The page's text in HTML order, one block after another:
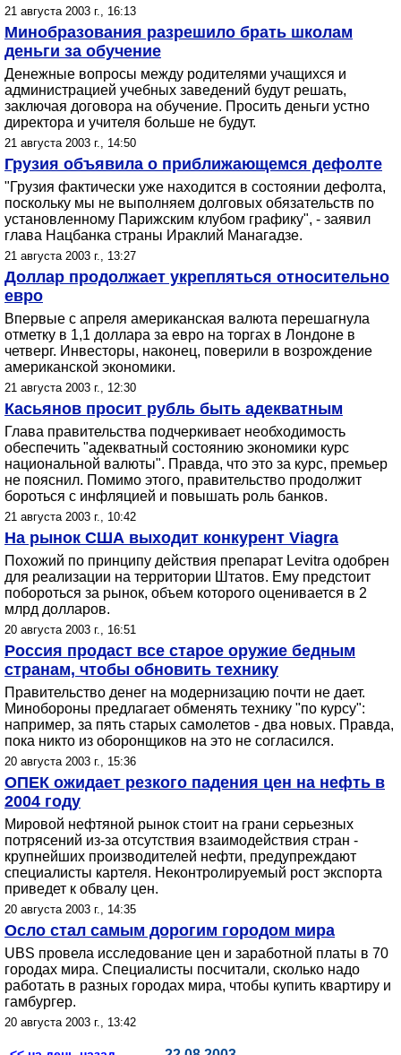
21 августа 2003 г., 16:13
Минобразования разрешило брать школам
деньги за обучение
Денежные вопросы между родителями учащихся и
администрацией учебных заведений будут решать,
заключая договора на обучение. Просить деньги устно
директора и учителя больше не будут.
21 августа 2003 г., 14:50
Грузия объявила о приближающемся дефолте
"Грузия фактически уже находится в состоянии дефолта,
поскольку мы не выполняем долговых обязательств по
установленному Парижским клубом графику", - заявил
глава Нацбанка страны Ираклий Манагадзе.
21 августа 2003 г., 13:27
Доллар продолжает укрепляться относительно
евро
Впервые с апреля американская валюта перешагнула
отметку в 1,1 доллара за евро на торгах в Лондоне в
четверг. Инвесторы, наконец, поверили в возрождение
американской экономики.
21 августа 2003 г., 12:30
Касьянов просит рубль быть адекватным
Глава правительства подчеркивает необходимость
обеспечить "адекватный состоянию экономики курс
национальной валюты". Правда, что это за курс, премьер
не пояснил. Помимо этого, правительство продолжит
бороться с инфляцией и повышать роль банков.
21 августа 2003 г., 10:42
На рынок США выходит конкурент Viagra
Похожий по принципу действия препарат Levitra одобрен
для реализации на территории Штатов. Ему предстоит
побороться за рынок, объем которого оценивается в 2
млрд долларов.
20 августа 2003 г., 16:51
Россия продаст все старое оружие бедным
странам, чтобы обновить технику
Правительство денег на модернизацию почти не дает.
Минобороны предлагает обменять технику "по курсу":
например, за пять старых самолетов - два новых. Правда,
пока никто из оборонщиков на это не согласился.
20 августа 2003 г., 15:36
ОПЕК ожидает резкого падения цен на нефть в
2004 году
Мировой нефтяной рынок стоит на грани серьезных
потрясений из-за отсутствия взаимодействия стран -
крупнейших производителей нефти, предупреждают
специалисты картеля. Неконтролируемый рост экспорта
приведет к обвалу цен.
20 августа 2003 г., 14:35
Осло стал самым дорогим городом мира
UBS провела исследование цен и заработной платы в 70
городах мира. Специалисты посчитали, сколько надо
работать в разных городах мира, чтобы купить квартиру и
гамбургер.
20 августа 2003 г., 13:42